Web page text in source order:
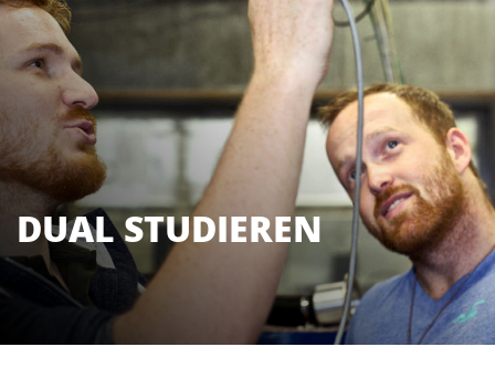
DUAL STUDIEREN